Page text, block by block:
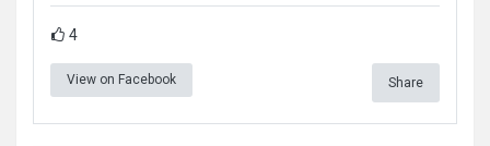
4
View on Facebook Share